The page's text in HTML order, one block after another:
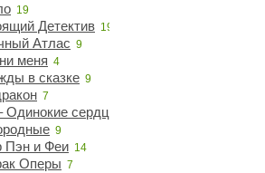
19
Детектив 19
Атлас 9
меня 4
в сказке 9
7
сердца
9
Пэн и Феи 14
Оперы 7